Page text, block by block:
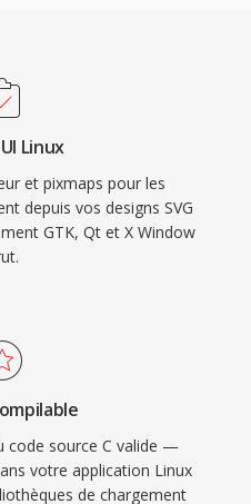
Linux
et pixmaps pour les
depuis vos designs SVG
GTK, Qt et X Window
code source C valide —
votre application Linux
de chargement